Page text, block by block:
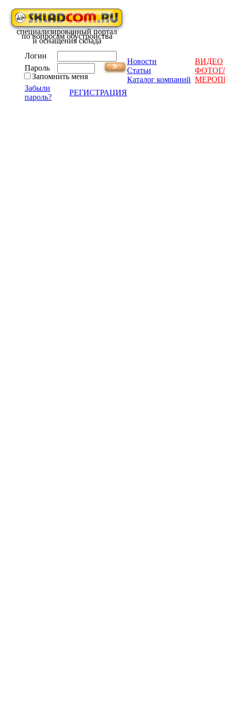
специализированный портал
по вопросам обустройства
и оснащения склада
Логин
Пароль
Запомнить меня
Забыли
пароль?
РЕГИСТРАЦИЯ
Новости
ВИДЕО
Статьи
Каталог компаний